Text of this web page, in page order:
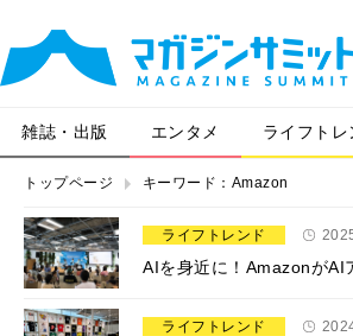
雑誌・出版 エンタメ ライフトレ
トップページ キーワード：Amazon
ライフトレンド
AIを身近に！AmazonがAI
ライフトレンド